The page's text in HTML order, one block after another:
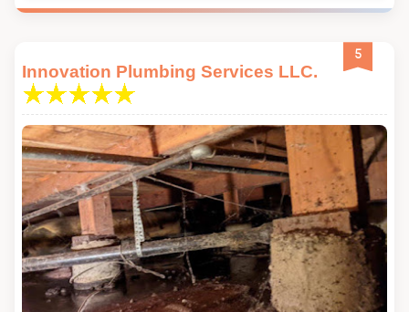
5
Innovation Plumbing Services LLC.